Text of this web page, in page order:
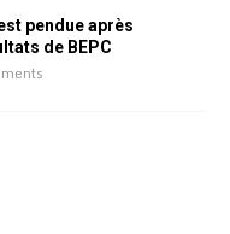
pendue après
de BEPC